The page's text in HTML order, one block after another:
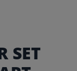
SET